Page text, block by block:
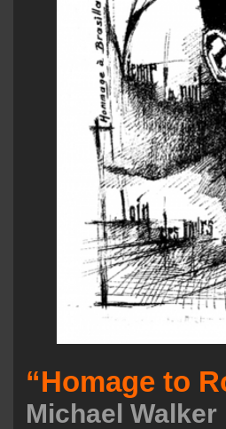
“Homage to
Michael Walker